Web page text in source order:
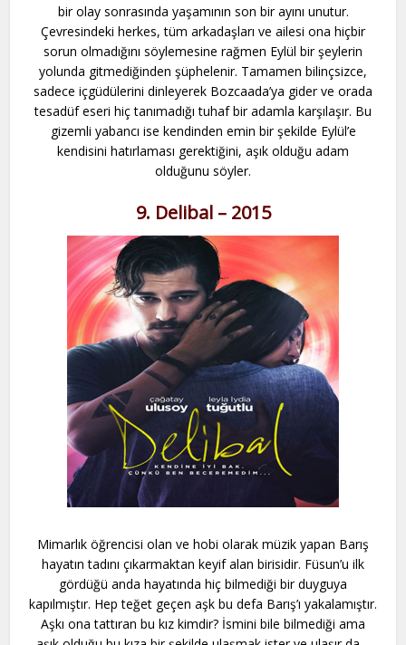
bir olay sonrasında yaşamının son bir ayını unutur.
Çevresindeki herkes, tüm arkadaşları ve ailesi ona hiçbir
sorun olmadığını söylemesine rağmen Eylül bir şeylerin
yolunda gitmediğinden şüphelenir. Tamamen bilinçsizce,
sadece içgüdülerini dinleyerek Bozcaada’ya gider ve orada
tesadüf eseri hiç tanımadığı tuhaf bir adamla karşılaşır. Bu
gizemli yabancı ise kendinden emin bir şekilde Eylül’e
kendisini hatırlaması gerektiğini, aşık olduğu adam
olduğunu söyler.
9. Delibal – 2015
Mimarlık öğrencisi olan ve hobi olarak müzik yapan Barış
hayatın tadını çıkarmaktan keyif alan birisidir. Füsun’u ilk
gördüğü anda hayatında hiç bilmediği bir duyguya
kapılmıştır. Hep teğet geçen aşk bu defa Barış’ı yakalamıştır.
Aşkı ona tattıran bu kız kimdir? İsmini bile bilmediği ama